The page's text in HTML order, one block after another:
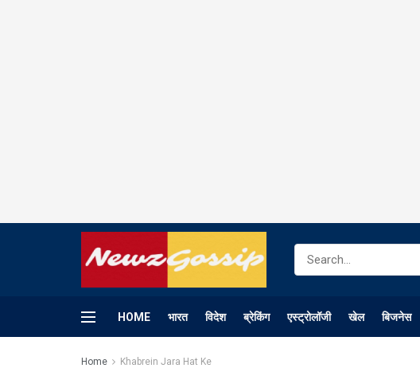
HOME भारत विदेश ब्रेकिंग एस्ट्रोलॉजी खेल बिजनेस
Home Khabrein Jara Hat Ke